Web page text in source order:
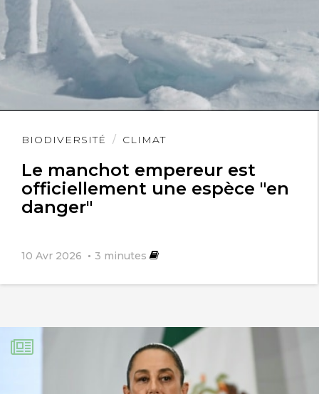
BIODIVERSITÉ CLIMAT
Le manchot empereur est
officiellement une espèce "en
danger"
10 Avr 2026 3 minutes
Lire